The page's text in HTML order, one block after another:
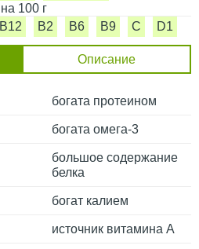
на 100 г
B12 B2 B6 B9 C D1
Описание
богата протеином
богата омега-3
большое содержание
белка
богат калием
источник витамина А